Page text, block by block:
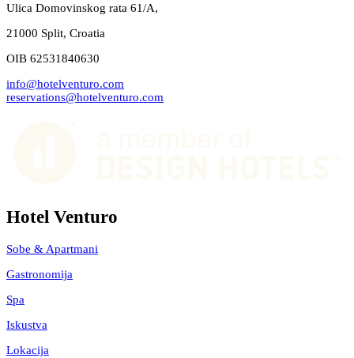
Ulica Domovinskog rata 61/A,
21000 Split, Croatia
OIB 62531840630
info@hotelventuro.com
reservations@hotelventuro.com
Hotel Venturo
Sobe & Apartmani
Gastronomija
Spa
Iskustva
Lokacija